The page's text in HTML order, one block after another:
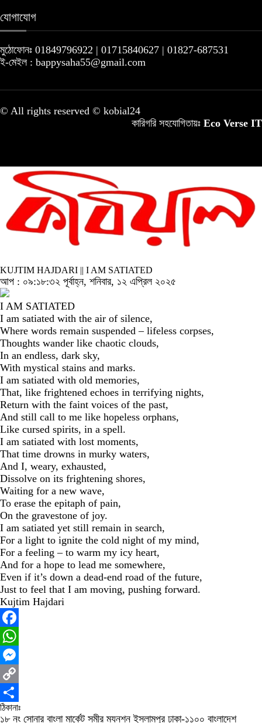
যোগাযোগ
মুঠোফোনঃ 01849796922 | 01715840627 | 01827-687531
ই-মেইল : bappysaha55@gmail.com
© All rights reserved © kobial24
কারিগরি সহযোগিতায়ঃ Eco Verse IT
KUJTIM HAJDARI || I AM SATIATED
আপ : ০৯:১৮:৩২ পূর্বাহ্ন, শনিবার, ১২ এপ্রিল ২০২৫
I AM SATIATED
I am satiated with the air of silence,
Where words remain suspended – lifeless corpses,
Thoughts wander like chaotic clouds,
In an endless, dark sky,
With mystical stains and marks.
I am satiated with old memories,
That, like frightened echoes in terrifying nights,
Return with the faint voices of the past,
And still call to me like hopeless orphans,
Like cursed spirits, in a spell.
I am satiated with lost moments,
That time drowns in murky waters,
And I, weary, exhausted,
Dissolve on its frightening shores,
Waiting for a new wave,
To erase the epitaph of pain,
On the gravestone of joy.
I am satiated yet still remain in search,
For a light to ignite the cold night of my mind,
For a feeling – to warm my icy heart,
And for a hope to lead me somewhere,
Even if it’s down a dead-end road of the future,
Just to feel that I am moving, pushing forward.
Kujtim Hajdari
Facebook
WhatsApp
Messenger
Copy
Link
Share
ঠিকানাঃ
১৮ নং সোনার বাংলা মার্কেট সমীর ম্যনশন ইসলামপুর ঢাকা-১১০০ বাংলাদেশ